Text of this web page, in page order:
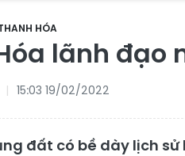
HÓA
lãnh đạo
15:03 19/02/2022
đất có bề dày lịch